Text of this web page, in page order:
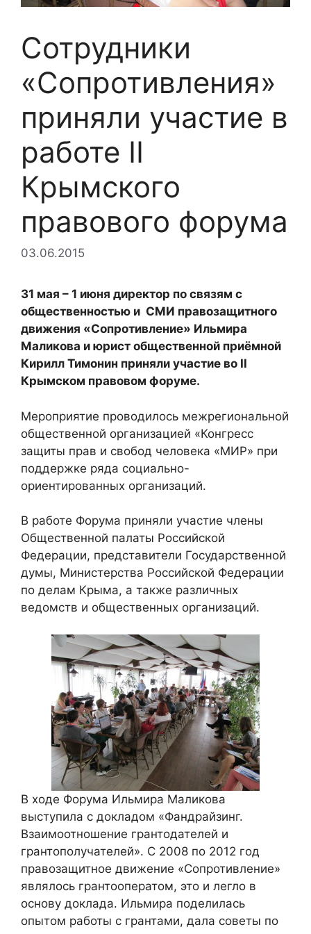
Сотрудники
«Сопротивления»
приняли участие в
работе II
Крымского
правового форума
03.06.2015
31 мая – 1 июня директор по связям с
общественностью и СМИ правозащитного
движения «Сопротивление» Ильмира
Маликова и юрист общественной приёмной
Кирилл Тимонин приняли участие во II
Крымском правовом форуме.
Мероприятие проводилось межрегиональной
общественной организацией «Конгресс
защиты прав и свобод человека «МИР» при
поддержке ряда социально-
ориентированных организаций.
В работе Форума приняли участие члены
Общественной палаты Российской
Федерации, представители Государственной
думы, Министерства Российской Федерации
по делам Крыма, а также различных
ведомств и общественных организаций.
В ходе Форума Ильмира Маликова
выступила с докладом «Фандрайзинг.
Взаимоотношение грантодателей и
грантополучателей». С 2008 по 2012 год
правозащитное движение «Сопротивление»
являлось грантооператом, это и легло в
основу доклада. Ильмира поделилась
опытом работы с грантами, дала советы по